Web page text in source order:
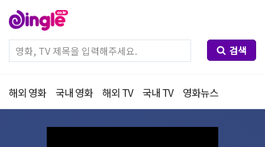
검색
해외 영화 국내 영화 해외 TV 국내 TV 영화뉴스